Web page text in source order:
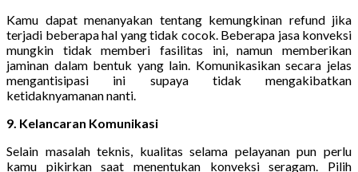
Kamu dapat menanyakan tentang kemungkinan refund jika
terjadi beberapa hal yang tidak cocok. Beberapa jasa konveksi
mungkin tidak memberi fasilitas ini, namun memberikan
jaminan dalam bentuk yang lain. Komunikasikan secara jelas
mengantisipasi ini supaya tidak mengakibatkan
ketidaknyamanan nanti.
9. Kelancaran Komunikasi
Selain masalah teknis, kualitas selama pelayanan pun perlu
kamu pikirkan saat menentukan konveksi seragam. Pilih